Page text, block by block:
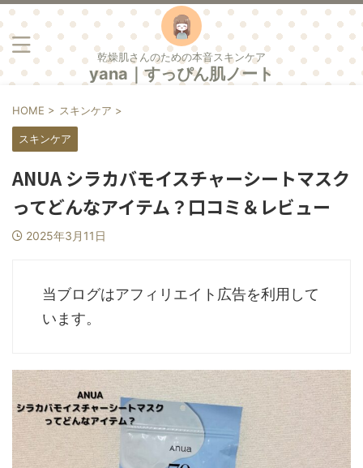
乾燥肌さんのための本音スキンケア
yana｜すっぴん肌ノート
HOME > スキンケア >
スキンケア
ANUA シラカバモイスチャーシートマスク
ってどんなアイテム？口コミ＆レビュー
2025年3月11日
当ブログはアフィリエイト広告を利用して
います。